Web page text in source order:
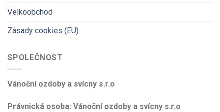
Velkoobchod
Zásady cookies (EU)
SPOLEČNOST
Vánoční ozdoby a svícny s.r.o
Právnická osoba: Vánoční ozdoby a svícny s.r.o